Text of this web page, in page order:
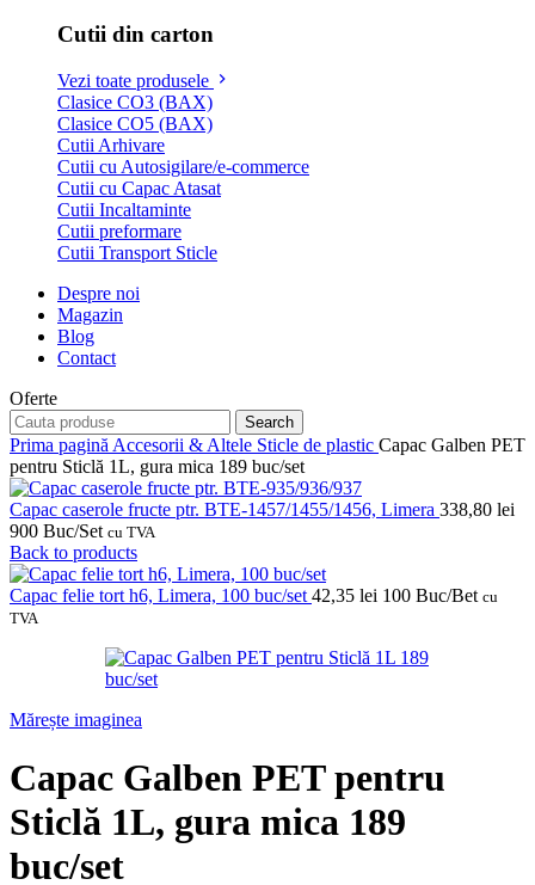
Cutii din carton
Vezi toate produsele
Clasice CO3 (BAX)
Clasice CO5 (BAX)
Cutii Arhivare
Cutii cu Autosigilare/e-commerce
Cutii cu Capac Atasat
Cutii Incaltaminte
Cutii preformare
Cutii Transport Sticle
Despre noi
Magazin
Blog
Contact
Oferte
Search
Prima pagină Accesorii & Altele Sticle de plastic Capac Galben PET
pentru Sticlă 1L, gura mica 189 buc/set
Capac caserole fructe ptr. BTE-1457/1455/1456, Limera 338,80 lei
900 Buc/Set cu TVA
Back to products
Capac felie tort h6, Limera, 100 buc/set 42,35 lei 100 Buc/Bet cu
TVA
Mărește imaginea
Capac Galben PET pentru
Sticlă 1L, gura mica 189
buc/set